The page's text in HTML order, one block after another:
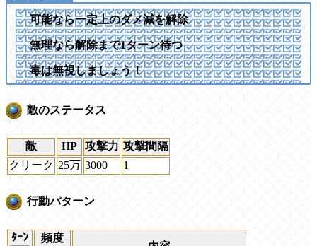
可能なら一定上のダメ減を解除
無理なら解除まで1ターン待つ
毒は無視しましょう！
敵のステータス
敵 HP 攻撃力 攻撃間隔
クリーク 25万 3000 1
行動パターン
ﾀｰﾝ 頻度